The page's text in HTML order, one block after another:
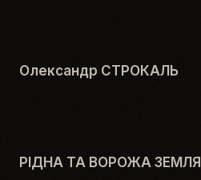
Олександр СТРОКАЛЬ
РІДНА ТА ВОРОЖА ЗЕМЛЯ